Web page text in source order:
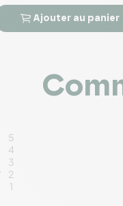
 
Ajouter au panier
5
4
3
2
1